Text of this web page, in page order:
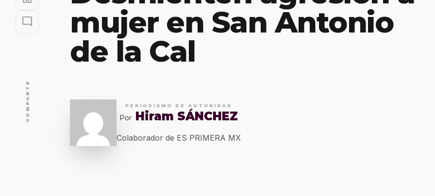
mode_comment
COMPARTE
mujer en San Antonio
de la Cal
PERIODISMO DE AUTORIDAD
Por Hiram SÁNCHEZ
Colaborador de ES PRIMERA MX